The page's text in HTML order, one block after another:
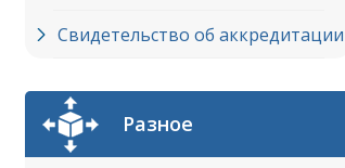
Свидетельство об аккредитации
Разное